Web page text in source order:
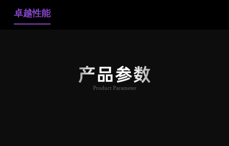
卓越性能
产品参数
Product Parameter